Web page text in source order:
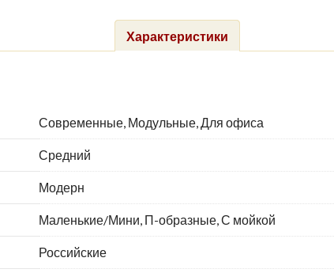
Характеристики
Современные, Модульные, Для офиса
Средний
Модерн
Маленькие/Мини, П-образные, С мойкой
Российские